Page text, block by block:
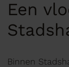
Een
Binnen